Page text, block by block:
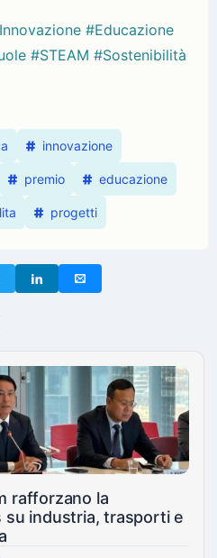
#Educazione
#STEAM #Sostenibilità
innovazione
premio educazione
progetti
rafforzano la
su industria, trasporti e